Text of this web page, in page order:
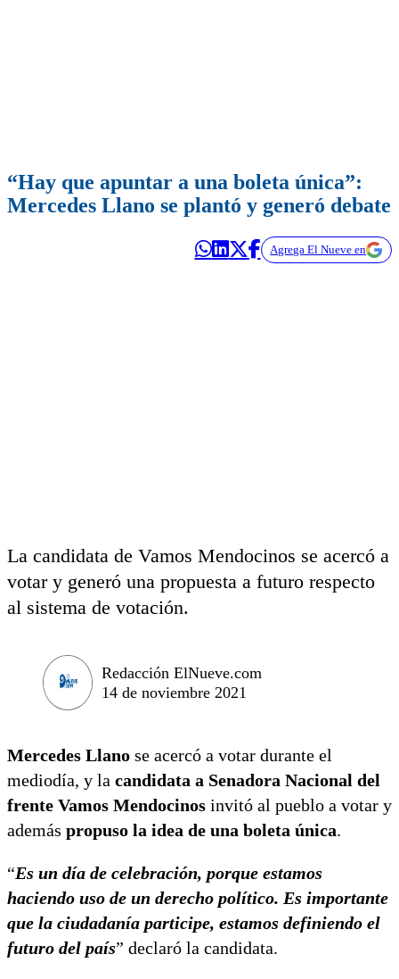
“Hay que apuntar a una boleta única”:
Mercedes Llano se plantó y generó debate
Agrega El Nueve en
La candidata de Vamos Mendocinos se acercó a
votar y generó una propuesta a futuro respecto
al sistema de votación.
Redacción ElNueve.com
14 de noviembre 2021
Mercedes Llano se acercó a votar durante el
mediodía, y la candidata a Senadora Nacional del
frente Vamos Mendocinos invitó al pueblo a votar y
además propuso la idea de una boleta única.
“Es un día de celebración, porque estamos
haciendo uso de un derecho político. Es importante
que la ciudadanía participe, estamos definiendo el
futuro del país” declaró la candidata.